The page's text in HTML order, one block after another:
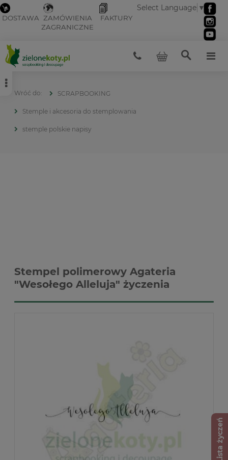
DOSTAWA ZAMÓWIENIA
ZAGRANICZNE
FAKTURY
Select Language ▼
SCRAPBOOKING
Stemple i akcesoria do stemplowania
stemple polskie napisy
Stempel polimerowy Agateria
"Wesołego Alleluja" życzenia
Lista życzeń